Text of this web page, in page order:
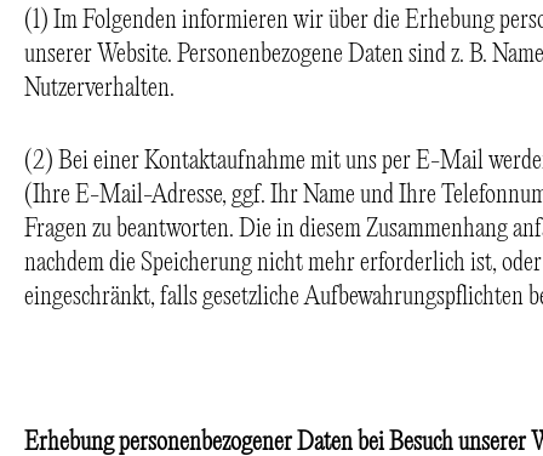
(1) Im Folgenden informieren wir über die Erhebung
unserer Website. Personenbezogene Daten sind z. B.
Nutzerverhalten.
(2) Bei einer Kontaktaufnahme mit uns per E-Mail
(Ihre E-Mail-Adresse, ggf. Ihr Name und Ihre
Fragen zu beantworten. Die in diesem Zusammenhang
nachdem die Speicherung nicht mehr erforderlich ist,
eingeschränkt, falls gesetzliche Aufbewahrungspflichten
Erhebung personenbezogener Daten bei Besuch unserer